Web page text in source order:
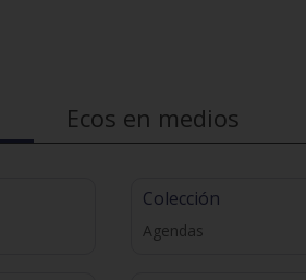
Ecos en medios
Colección
Agendas